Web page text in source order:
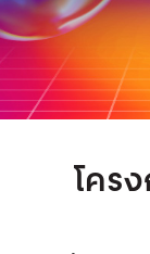
โคร